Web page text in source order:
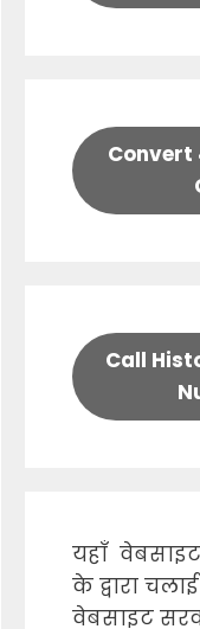
Convert
Call
यहाँ वेबसाइट
के द्वारा
वेबसाइट